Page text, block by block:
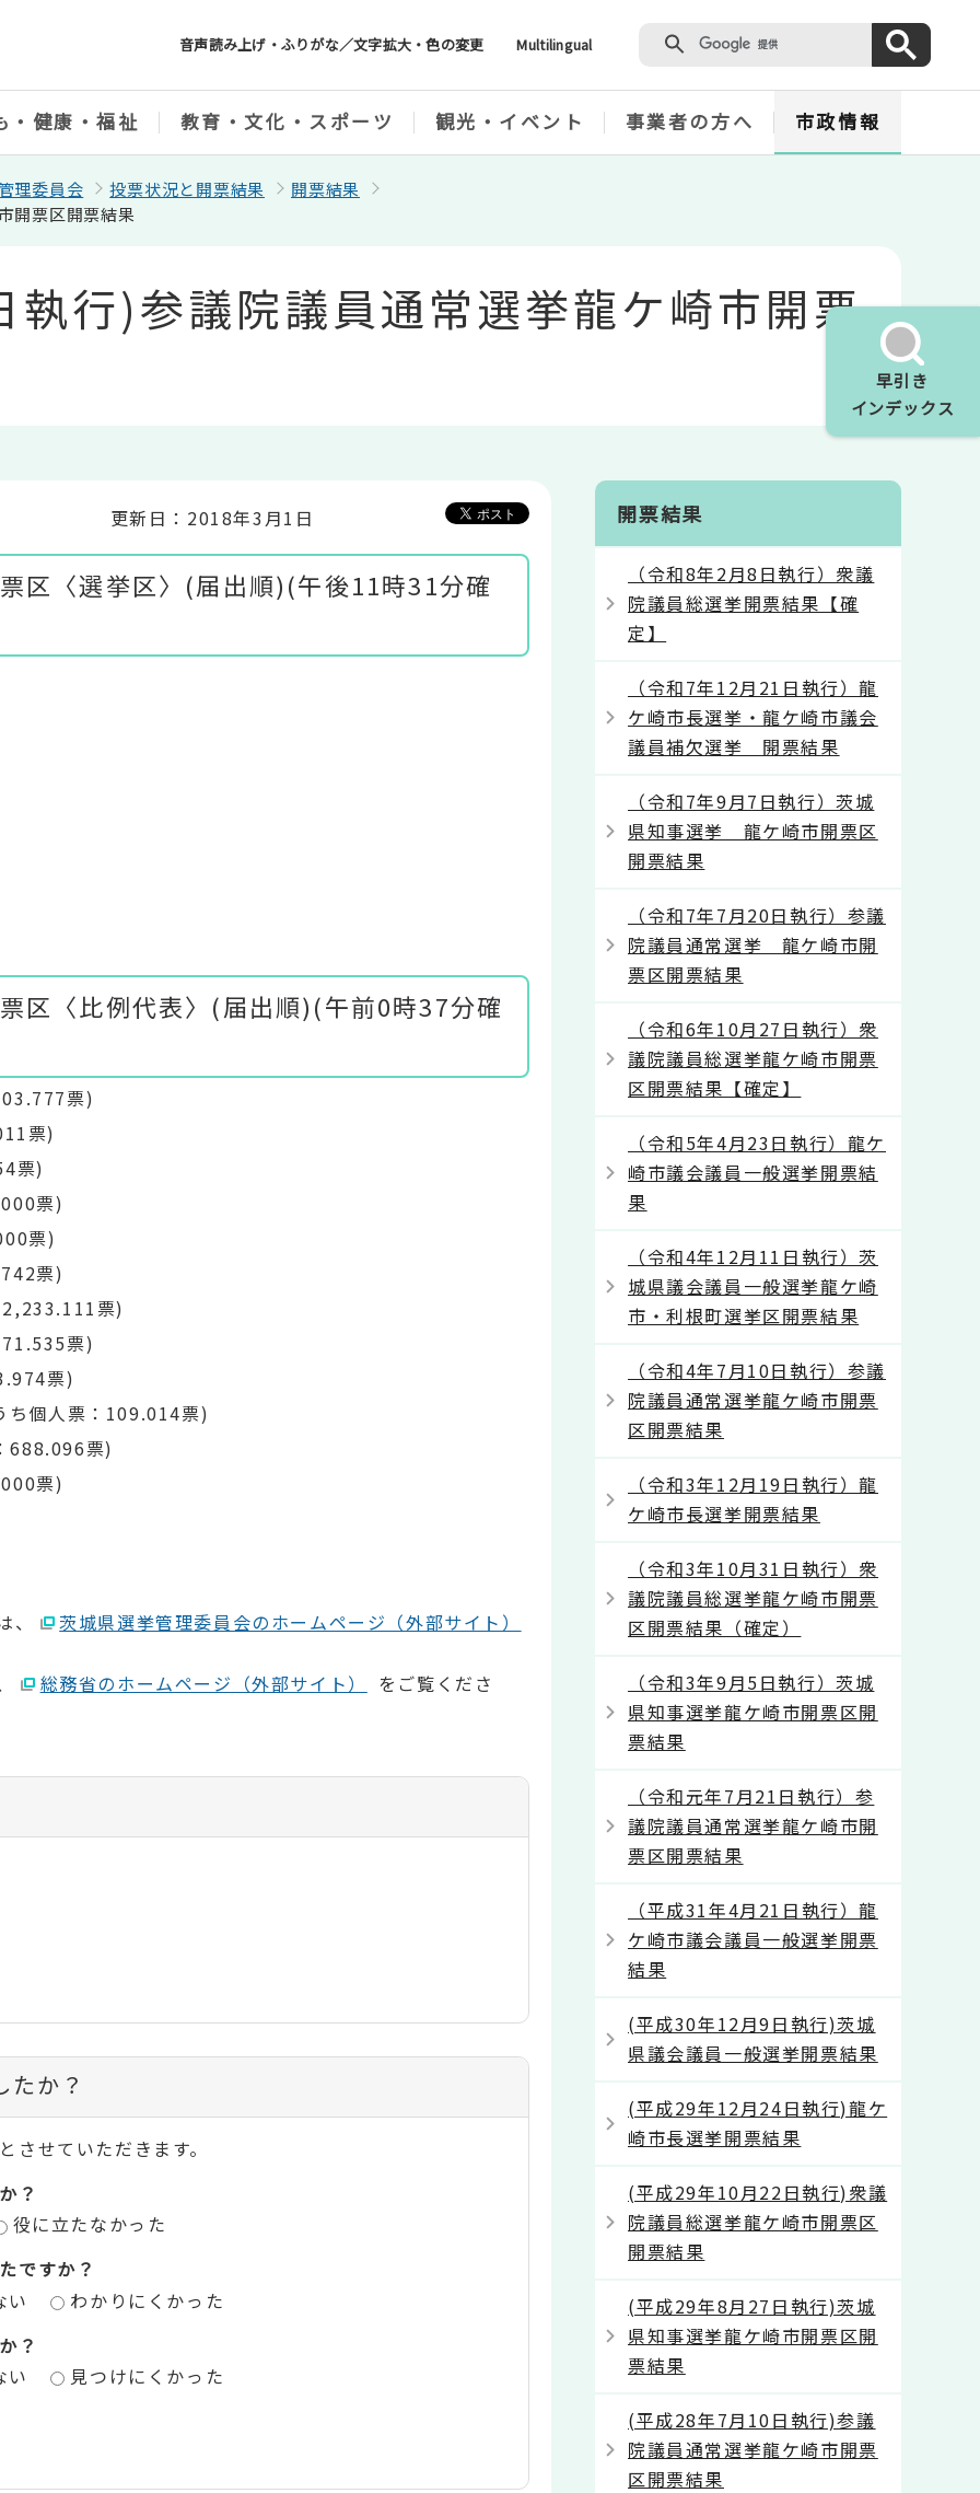
音声読み上げ・ふりがな／文字拡大・色の変更 Multilingual
早引き
インデックス
・健康・福祉 教育・文化・スポーツ 観光・イベント 事業者の方へ 市政情報
理委員会 投票状況と開票結果
開票結果
開票区開票結果
行)参議院議員通常選挙龍ケ崎市開票
更新日：2018年3月1日
区〈選挙区〉(届出順)(午後11時31分確
区〈比例代表〉(届出順)(午前0時37分確
票)
票)
票)
票)
票)
票)
票)
票)
票)
ち個人票：109.014票)
688.096票)
票)
茨城県選挙管理委員会のホームページ（外部サイト）
総務省のホームページ（外部サイト）
をご覧くださ
たか？
せていただきます。
？
役に立たなかった
ですか？
い
わかりにくかった
？
い 見つけにくかった
開票結果
（令和8年2月8日執行）衆議
院議員総選挙開票結果【確
定】
（令和7年12月21日執行）龍
ケ崎市長選挙・龍ケ崎市議会
議員補欠選挙 開票結果
（令和7年9月7日執行）茨城
県知事選挙 龍ケ崎市開票区
開票結果
（令和7年7月20日執行）参議
院議員通常選挙 龍ケ崎市開
票区開票結果
（令和6年10月27日執行）衆
議院議員総選挙龍ケ崎市開票
区開票結果【確定】
（令和5年4月23日執行）龍ケ
崎市議会議員一般選挙開票結
果
（令和4年12月11日執行）茨
城県議会議員一般選挙龍ケ崎
市・利根町選挙区開票結果
（令和4年7月10日執行）参議
院議員通常選挙龍ケ崎市開票
区開票結果
（令和3年12月19日執行）龍
ケ崎市長選挙開票結果
（令和3年10月31日執行）衆
議院議員総選挙龍ケ崎市開票
区開票結果（確定）
（令和3年9月5日執行）茨城
県知事選挙龍ケ崎市開票区開
票結果
（令和元年7月21日執行）参
議院議員通常選挙龍ケ崎市開
票区開票結果
（平成31年4月21日執行）龍
ケ崎市議会議員一般選挙開票
結果
(平成30年12月9日執行)茨城
県議会議員一般選挙開票結果
(平成29年12月24日執行)龍ケ
崎市長選挙開票結果
(平成29年10月22日執行)衆議
院議員総選挙龍ケ崎市開票区
開票結果
(平成29年8月27日執行)茨城
県知事選挙龍ケ崎市開票区開
票結果
(平成28年7月10日執行)参議
院議員通常選挙龍ケ崎市開票
区開票結果